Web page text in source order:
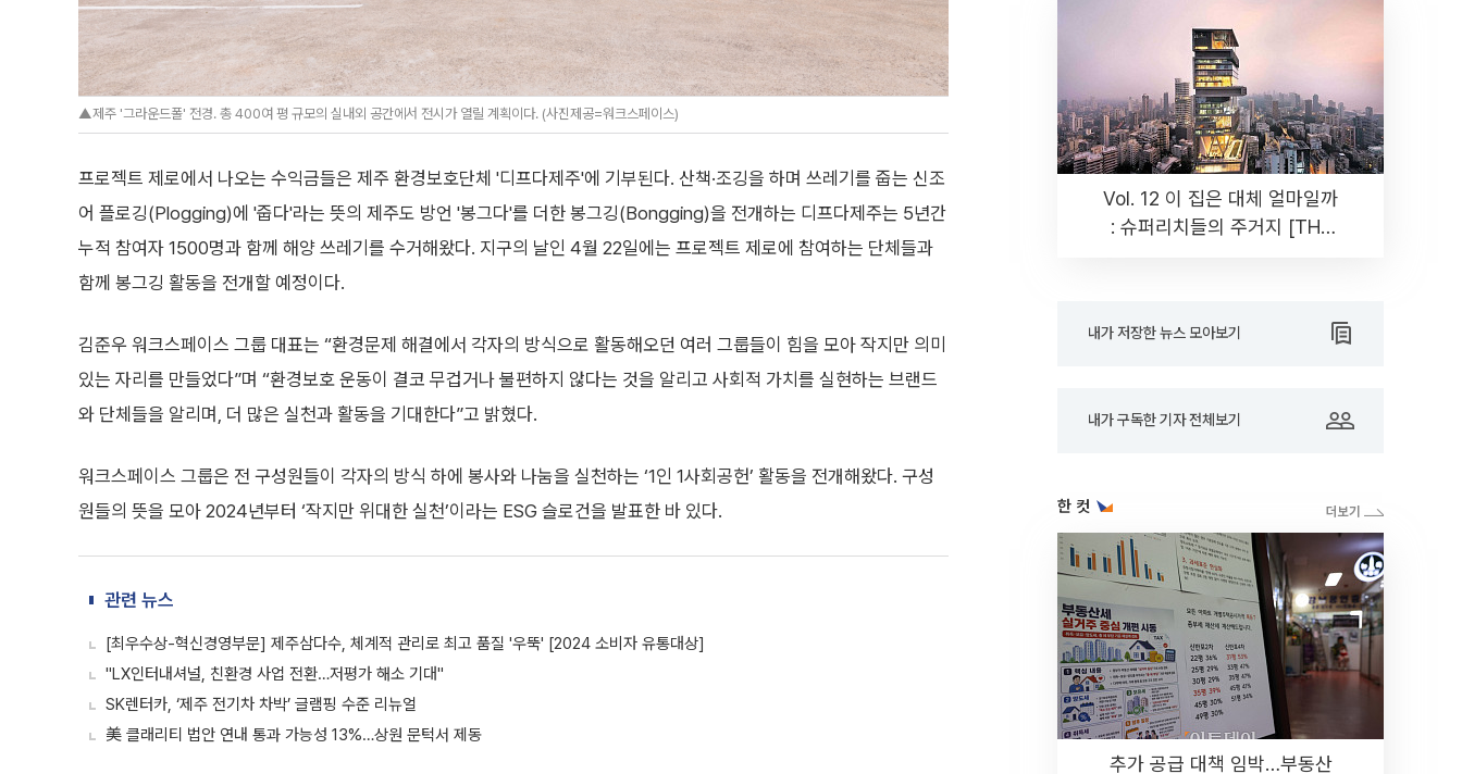
▲제주 '그라운드폴' 전경. 총 400여 평 규모의 실내외 공간에서 전시가 열릴 계획이다. (사진제공=워크스페이스)
프로젝트 제로에서 나오는 수익금들은 제주 환경보호단체 '디프다제주'에 기부된다. 산책·조깅을 하며 쓰레기를 줍는 신조
어 플로깅(Plogging)에 '줍다'라는 뜻의 제주도 방언 '봉그다'를 더한 봉그깅(Bongging)을 전개하는 디프다제주는 5년간
누적 참여자 1500명과 함께 해양 쓰레기를 수거해왔다. 지구의 날인 4월 22일에는 프로젝트 제로에 참여하는 단체들과
함께 봉그깅 활동을 전개할 예정이다.
김준우 워크스페이스 그룹 대표는 “환경문제 해결에서 각자의 방식으로 활동해오던 여러 그룹들이 힘을 모아 작지만 의미
있는 자리를 만들었다”며 “환경보호 운동이 결코 무겁거나 불편하지 않다는 것을 알리고 사회적 가치를 실현하는 브랜드
와 단체들을 알리며, 더 많은 실천과 활동을 기대한다”고 밝혔다.
워크스페이스 그룹은 전 구성원들이 각자의 방식 하에 봉사와 나눔을 실천하는 ‘1인 1사회공헌’ 활동을 전개해왔다. 구성
원들의 뜻을 모아 2024년부터 ‘작지만 위대한 실천’이라는 ESG 슬로건을 발표한 바 있다.
관련 뉴스
[최우수상-혁신경영부문] 제주삼다수, 체계적 관리로 최고 품질 '우뚝' [2024 소비자 유통대상]
"LX인터내셔널, 친환경 사업 전환…저평가 해소 기대"
SK렌터카, ‘제주 전기차 차박’ 글램핑 수준 리뉴얼
美 클래리티 법안 연내 통과 가능성 13%…상원 문턱서 제동
Vol. 12 이 집은 대체 얼마일까
: 슈퍼리치들의 주거지 [THE
내가 저장한 뉴스 모아보기
내가 구독한 기자 전체보기
한 컷
추가 공급 대책 임박…부동산